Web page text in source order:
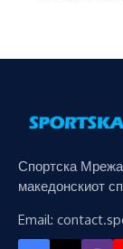
Спортска Мрежа
македонскиот
Email: